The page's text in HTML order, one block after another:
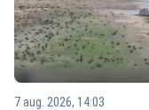
7 aug. 2026, 14:03